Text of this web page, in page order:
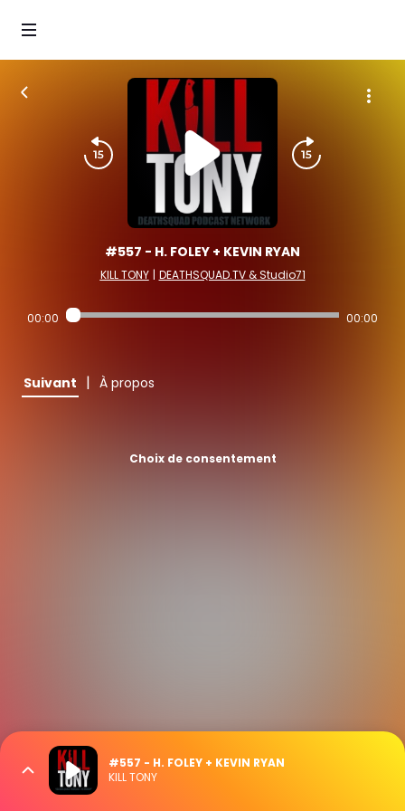
#557 - H. FOLEY + KEVIN RYAN
KILL TONY | DEATHSQUAD.TV & Studio71
00:00 00:00
Suivant | À propos
Choix de consentement
#557 - H. FOLEY + KEVIN RYAN
KILL TONY